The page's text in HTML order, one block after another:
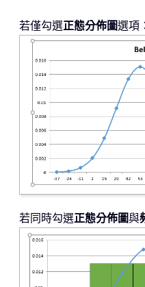
若僅勾選正態分佈圖選項
若同時勾選正態分佈圖與